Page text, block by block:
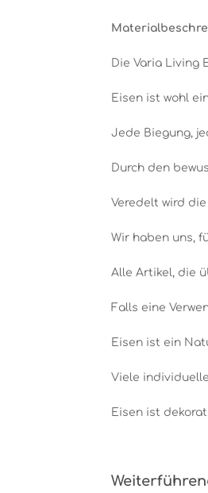
Die Varia Living
Eisen ist wohl
Jede Biegung,
Durch den
Veredelt wird
Wir haben uns,
Alle Artikel, die
Falls eine
Eisen ist ein
Viele
Eisen ist